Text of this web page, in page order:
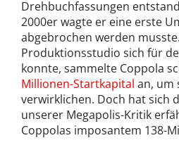
Drehbuchfassungen
2000er wagte er eine erste
abgebrochen werden
Produktionsstudio sich für
konnte, sammelte Coppola
Millionen-Startkapital an, um
verwirklichen. Doch hat sich
unserer Megapolis-Kritik
Coppolas imposantem 138-